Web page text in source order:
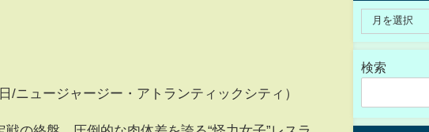
/ニュージャージー・アトランティックシティ）
検索